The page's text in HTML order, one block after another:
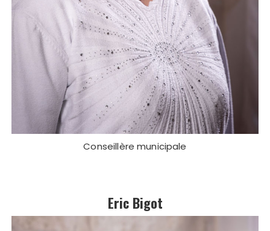
Conseillère municipale
Eric Bigot